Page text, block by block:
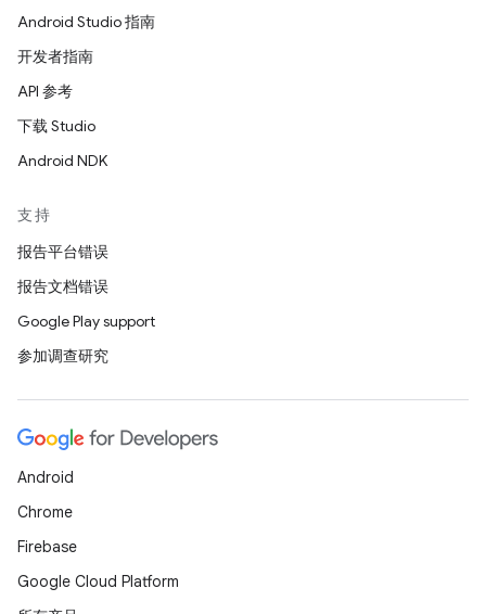
Android Studio 指南
开发者指南
API 参考
下载 Studio
Android NDK
支持
报告平台错误
报告文档错误
Google Play support
参加调查研究
Android
Chrome
Firebase
Google Cloud Platform